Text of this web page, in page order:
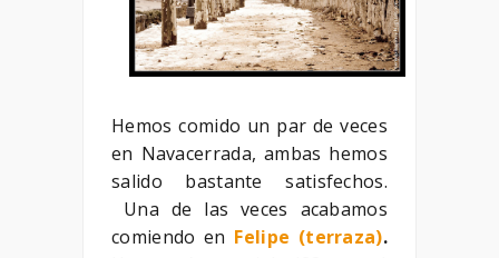
Hemos comido un par de veces
en Navacerrada, ambas hemos
salido bastante satisfechos.
Una de las veces acabamos
comiendo en Felipe (terraza).